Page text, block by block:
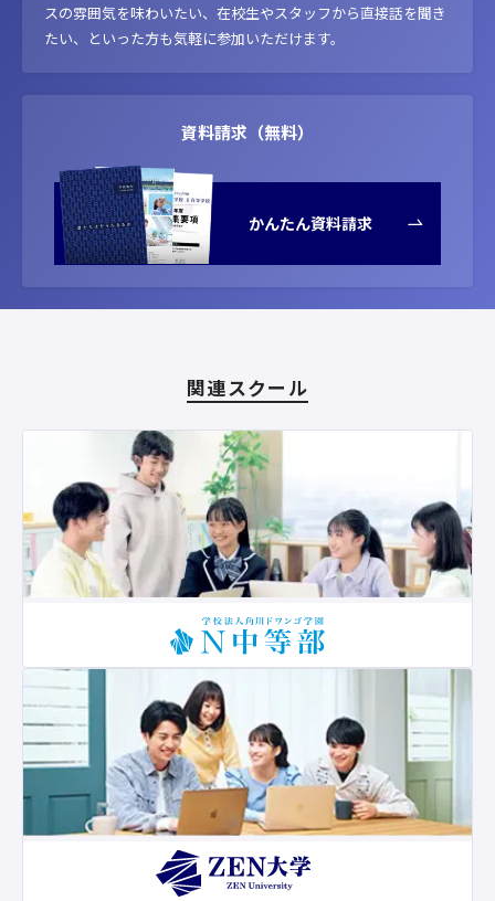
スの雰囲気を味わいたい、在校生やスタッフから直接話を聞き
たい、といった方も気軽に参加いただけます。
資料請求（無料）
かんたん資料請求
関連スクール